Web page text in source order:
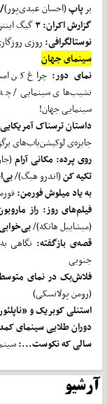
بر پاپ(احسان عبدی‌پور)/
گزارش اکران: ۳ گیگ اینترنت، ۳تا فیلم،
نوستالگرافی:روزی
سینمای جهان
نمای دور: چراغ کن
نشیب‌های سینمایی/ چه
سینمایی جهان!
داستان ترسناک آمریکایی
جایزه‌ی لوکیشن‌یاب‌های
روی پرده: مکانی آرام
تکیه کن(اندرو هیگ)/بی
به یاد میلوش فورمن:
فیلمهای روز: راز ماروبون
(میشاییل هانکه)/بی
قصه‌ی بازگفته: نگاهی
جنوبی
فلاشبک در نمای
(رومن پولانسکی)
استنلی کوبریک و
دوران طلایی سینمای
سالی که نکوست...:
آرشیو